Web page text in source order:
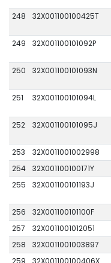
248 32X001100100425T
249 32X001100101092P
250 32X001100101093N
251 32X001100101094L
252 32X001100101095J
253 32X0011001002998
254
32X001100100171Y
255
32X001100101193J
256 32X001100101100F
257
32X0011001012051
258
32X0011001003897
259
32X001100100406X